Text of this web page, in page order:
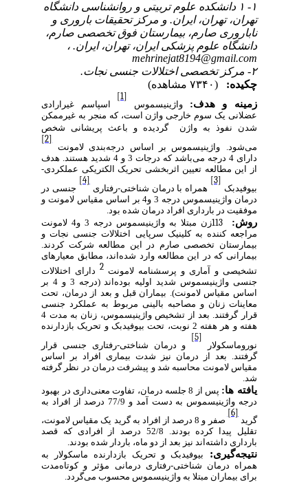
۱- ۱ دانشکده علوم تربیتی و روانشناسی دانشگاه
تهران، تهران، ایران. و مرکز تحقیقات باروری و
ناباروری صارم، بیمارستان فوق تخصصی صارم،
دانشگاه علوم پزشکی ایران، تهران، ایران. ،
mehrinejat8194@gmail.com
چکیده:
زمینه و هدف: واژینیسموس
[1]
اسپاسم غیرارادی
عضلانی یک سوم خارجی واژن است، که منجر به غیرممکن
شدن نفوذ به واژن
گردیده و باعث پریشانی شخص
می‌شود.
واژینیسموس بر اساس درجه‌بندی لامونت
[2]
دارای 4 درجه می‌باشد که درجات 3 و 4 شدید هستند. هدف
از این مطالعه تعیین اثربخشی تحریک الکتریکی عملکردی-
بیوفیدبک
[3]
همراه با درمان شناختی-رفتاری
[4]
جنسی در
درمان واژینیسموس درجه 3 و4 بر اساس مقیاس لامونت و
موفقیت در بارداری افراد درمان شده بود.
روش‌: 113
زن مبتلا به واژینیسموس درجه 3 و4 لامونت
مراجعه کننده به کلینیک سرپایی اختلالات جنسی نجات و
بیمارستان تخصصی صارم در این مطالعه شرکت کردند.
بیمارانی که در این مطالعه وارد شده‌اند، مطابق معیارهای
تشخیصی و آماری و پرسشنامه لامونت دارای اختلالات
جنسی واژینیسموس شدید اولیه بوده‌اند (درجه 3 و 4 بر
اساس مقیاس لامونت). بیماران قبل و بعد از درمان، تحت
معاینات زنان و مصاحبه بالینی مربوط به عملکرد جنسی
قرار گرفتند. بعد از تشخیص واژینیسموس، زنان به مدت 4
هفته و هر هفته 2 نوبت، تحت بیوفیدبک و تحریک بازدارنده
نوروماسکولار
[5]
و درمان شناختی-رفتاری جنسی قرار
گرفتند. بعد از درمان نیز شدت بیماری افراد بر اساس
مقیاس لامونت محاسبه شد و پیشرفت درمان در نظر گرفته
شد.
یافته ها:
پس از 8 جلسه درمان، تفاوت معنی‌داری در بهبود
درجه واژینیسموس به دست آمد و 77/9 درصد از افراد به
گرید
[6]
صفر و 8 درصد از افراد به گرید یک مقیاس لامونت،
تقلیل پیدا کرده بودند. 52/8 درصد از افرادی که قصد
بارداری داشته‌اند نیز بعد از دو ماه، باردار شده بودند.
نتیجه‌گیری: بیوفیدبک و تحریک بازدارنده ماسکولار به
همراه درمان شناختی-رفتاری درمانی مؤثر و کوتاه‌مدت
برای بیماران مبتلا به واژینیسموس محسوب می‌گردد.